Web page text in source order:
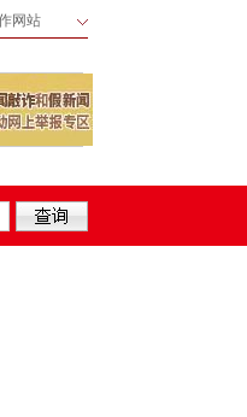
网站